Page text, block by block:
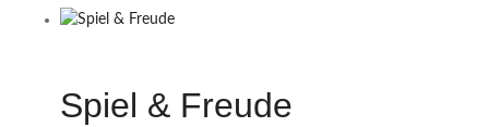
Spiel & Freude